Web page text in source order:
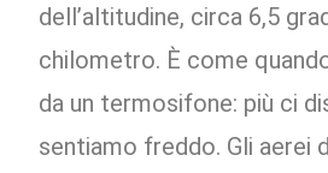
dell’altitudine, circa 6,5
chilometro. È come
da un termosifone: più ci
sentiamo freddo. Gli aerei